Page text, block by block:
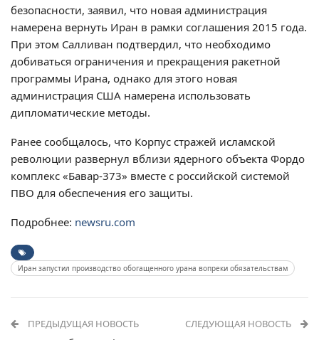
безопасности, заявил, что новая администрация
намерена вернуть Иран в рамки соглашения 2015 года.
При этом Салливан подтвердил, что необходимо
добиваться ограничения и прекращения ракетной
программы Ирана, однако для этого новая
администрация США намерена использовать
дипломатические методы.
Ранее сообщалось, что Корпус стражей исламской
революции развернул вблизи ядерного объекта Фордо
комплекс «Бавар-373» вместе с российской системой
ПВО для обеспечения его защиты.
Подробнее: newsru.com
Иран запустил производство обогащенного урана вопреки обязательствам
ПРЕДЫДУЩАЯ НОВОСТЬ СЛЕДУЮЩАЯ НОВОСТЬ